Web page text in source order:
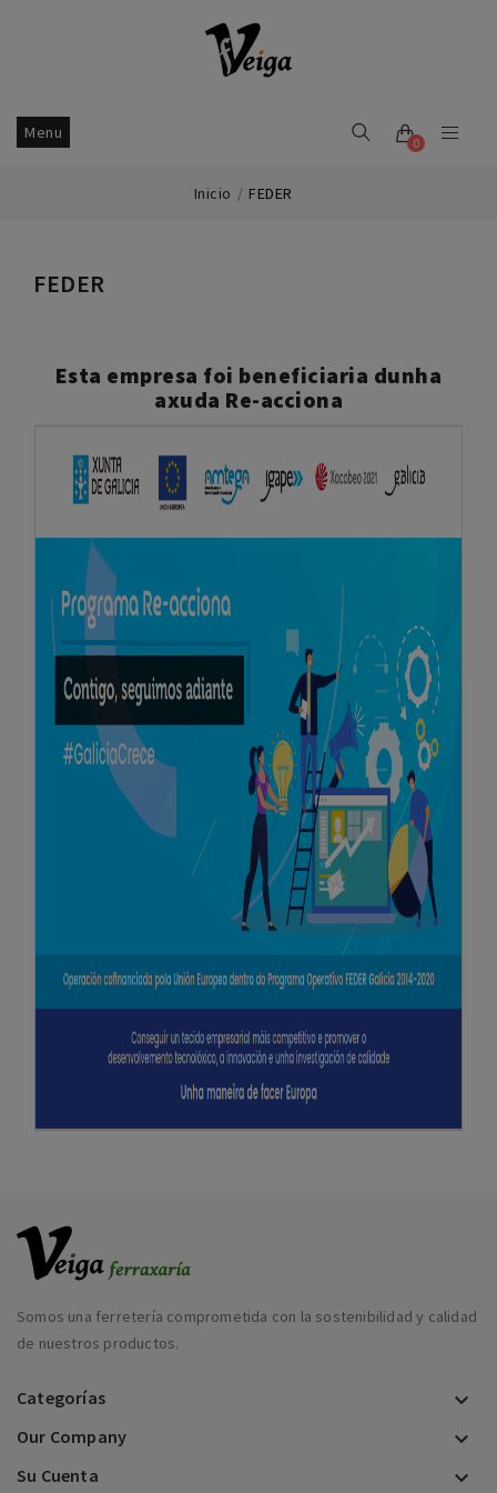
Menu
0
Inicio FEDER
FEDER
Esta empresa foi beneficiaria dunha
axuda Re-acciona
Somos una ferretería comprometida con la sostenibilidad y calidad
de nuestros productos.
Categorías 
Our Company 
Su Cuenta 